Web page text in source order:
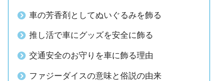
車の芳香剤としてぬいぐるみを飾る
推し活で車にグッズを安全に飾る
交通安全のお守りを車に飾る理由
ファジーダイスの意味と俗説の由来